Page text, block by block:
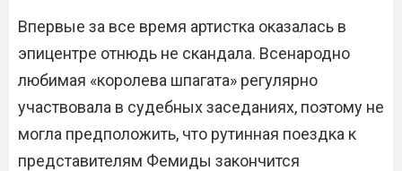
Впервые за все время артистка оказалась в
эпицентре отнюдь не скандала. Всенародно
любимая «королева шпагата» регулярно
участвовала в судебных заседаниях, поэтому не
могла предположить, что рутинная поездка к
представителям Фемиды закончится